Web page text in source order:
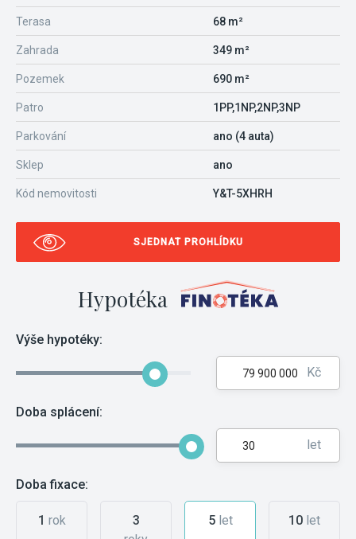
Terasa 68 m²
Zahrada 349 m²
Pozemek 690 m²
Patro 1PP,1NP,2NP,3NP
Parkování ano (4 auta)
Sklep ano
Kód nemovitosti Y&T-5XHRH
SJEDNAT PROHLÍDKU
Hypotéka
Výše hypotéky:
Kč
Doba splácení:
let
Doba fixace:
1 rok
3
5let 10 let